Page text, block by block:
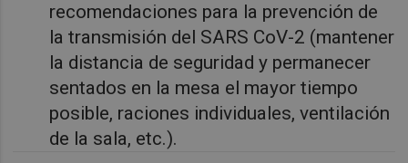
recomendaciones para la prevención de
la transmisión del SARS CoV-2 (mantener
la distancia de seguridad y permanecer
sentados en la mesa el mayor tiempo
posible, raciones individuales, ventilación
de la sala, etc.).